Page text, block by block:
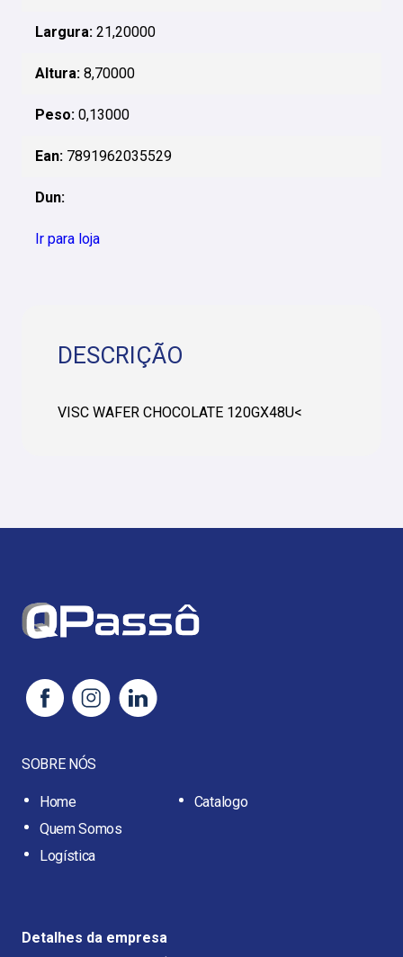
Largura: 21,20000
Altura: 8,70000
Peso: 0,13000
Ean: 7891962035529
Dun:
Ir para loja
DESCRIÇÃO
VISC WAFER CHOCOLATE 120GX48U<
SOBRE NÓS
Home
Quem Somos
Logística
Catalogo
Detalhes da empresa